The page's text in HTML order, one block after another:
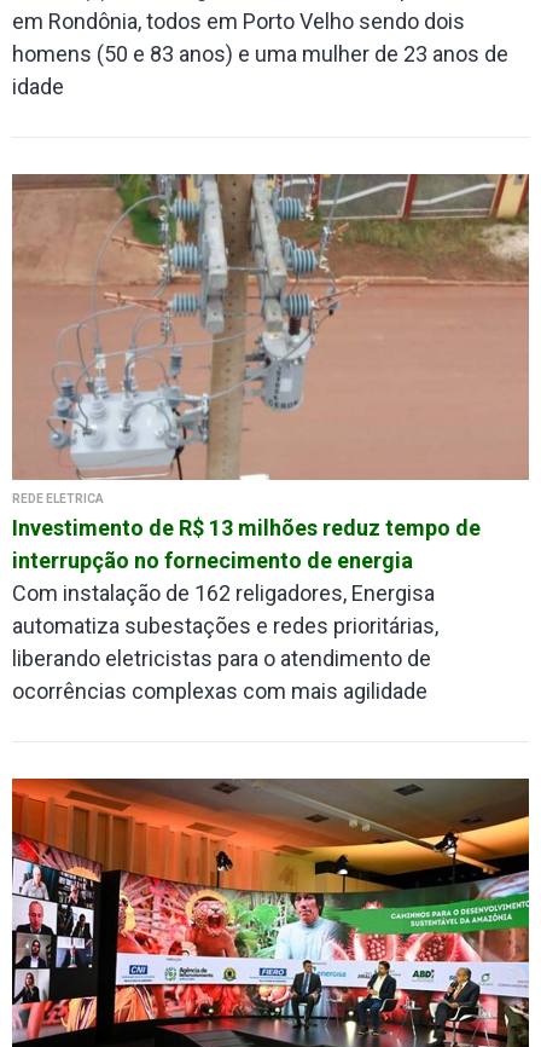
em Rondônia, todos em Porto Velho sendo dois
homens (50 e 83 anos) e uma mulher de 23 anos de
idade
REDE ELÉTRICA
Investimento de R$ 13 milhões reduz tempo de
interrupção no fornecimento de energia
Com instalação de 162 religadores, Energisa
automatiza subestações e redes prioritárias,
liberando eletricistas para o atendimento de
ocorrências complexas com mais agilidade